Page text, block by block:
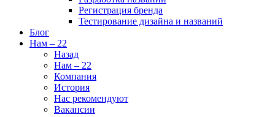
Регистрация бренда
Тестирование дизайна и названий
Блог
Нам – 22
Назад
Нам – 22
Компания
История
Нас рекомендуют
Вакансии